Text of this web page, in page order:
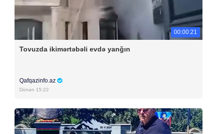
00:00:21
Tovuzda ikimərtəbəli evdə yanğın
Qafqazinfo.az
Dünən 15:22